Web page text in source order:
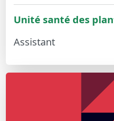
Unité santé des
Assistant